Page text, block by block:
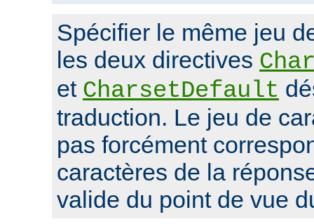
Spécifier le même jeu
les deux directives
et CharsetDefault
traduction. Le jeu de
pas forcément
caractères de la
valide du point de vue